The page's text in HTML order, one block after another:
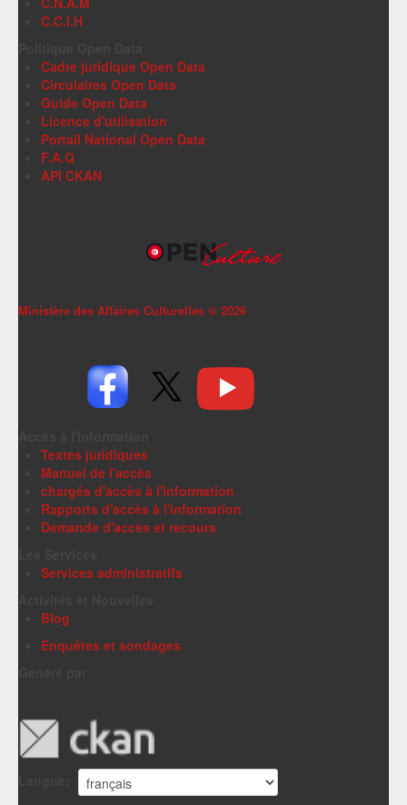
C.C.I.H
Cadre juridique Open Data
Circulaires Open Data
Guide Open Data
Licence d'utilisation
Portail National Open Data
F.A.Q
API CKAN
Ministère des Affaires Culturelles © 2026
Textes juridiques
Manuel de l'accès
chargés d'accès à l'information
Rapports d'accès à l'information
Demande d'accès et recours
Services administratifs
Blog
Enquêtes et sondages